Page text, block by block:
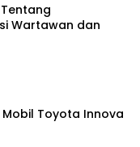
Wartawan dan
Toyota Innova